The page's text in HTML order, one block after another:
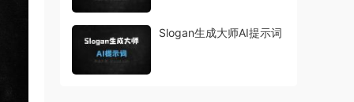
Slogan生成大师AI提示词